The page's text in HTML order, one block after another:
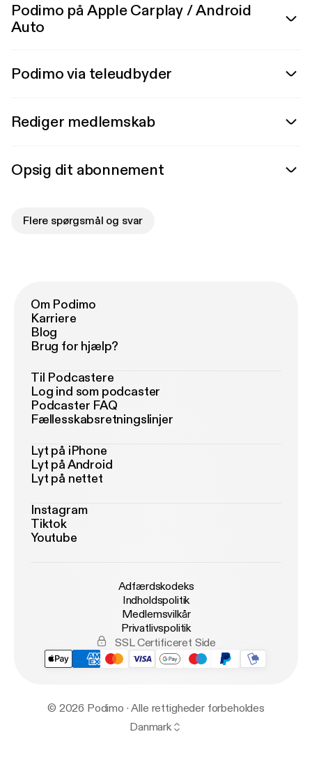
Podimo på Apple Carplay / Android
Auto
Podimo via teleudbyder
Rediger medlemskab
Opsig dit abonnement
Flere spørgsmål og svar
Om Podimo
Karriere
Blog
Brug for hjælp?
Til Podcastere
Log ind som podcaster
Podcaster FAQ
Fællesskabsretningslinjer
Lyt på iPhone
Lyt på Android
Lyt på nettet
Instagram
Tiktok
Youtube
Adfærdskodeks
Indholdspolitik
Medlemsvilkår
Privatlivspolitik
SSL Certificeret Side
© 2026 Podimo · Alle rettigheder forbeholdes
Danmark